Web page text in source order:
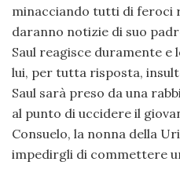
minacciando tutti di feroci
daranno notizie di suo
Saul reagisce duramente e
lui, per tutta risposta,
Saul sarà preso da una
al punto di uccidere il
Consuelo, la nonna della
impedirgli di commettere